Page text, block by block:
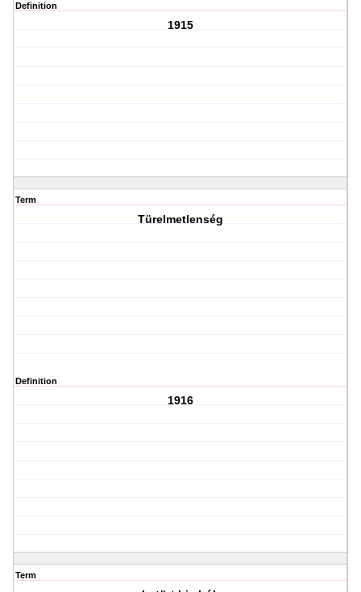
Definition
1915
Term
Türelmetlenség
Definition
1916
Term